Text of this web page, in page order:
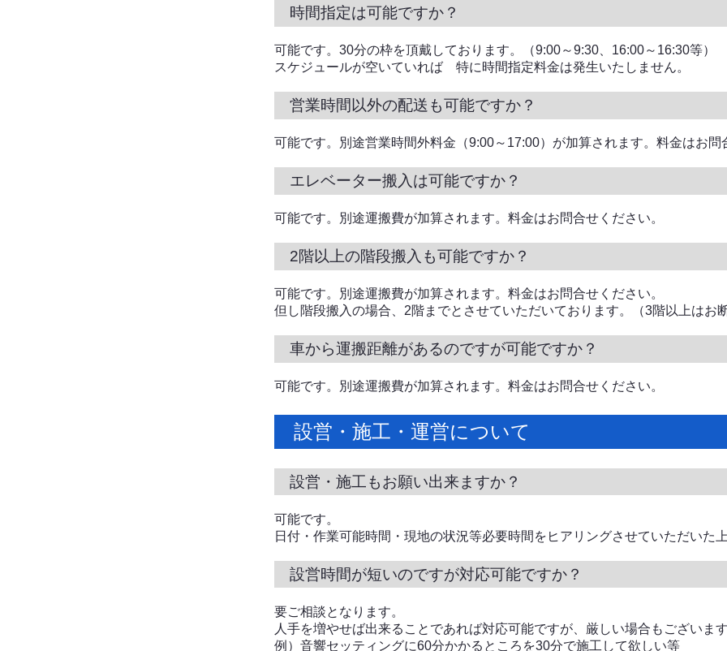
時間指定は可能ですか？
可能です。30分の枠を頂戴しております。（9:00～9:30、16:00～16:30等）
スケジュールが空いていれば 特に時間指定料金は発生いたしません。
営業時間以外の配送も可能ですか？
可能です。別途営業時間外料金（9:00～17:00）が加算されます。料金はお問
エレベーター搬入は可能ですか？
可能です。別途運搬費が加算されます。料金はお問合せください。
2階以上の階段搬入も可能ですか？
可能です。別途運搬費が加算されます。料金はお問合せください。
但し階段搬入の場合、2階までとさせていただいております。（3階以上はお
車から運搬距離があるのですが可能ですか？
可能です。別途運搬費が加算されます。料金はお問合せください。
設営・施工・運営について
設営・施工もお願い出来ますか？
可能です。
日付・作業可能時間・現地の状況等必要時間をヒアリングさせていただいた
設営時間が短いのですが対応可能ですか？
要ご相談となります。
人手を増やせば出来ることであれば対応可能ですが、厳しい場合もございます
例）音響セッティングに60分かかるところを30分で施工して欲しい等